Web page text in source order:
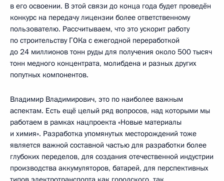
в его освоении. В этой связи до конца года будет проведён
конкурс на передачу лицензии более ответственному
пользователю. Рассчитываем, что это ускорит работу
по строительству ГОКа с ежегодной переработкой
до 24 миллионов тонн руды для получения около 500 тысяч
тонн медного концентрата, молибдена и разных других
попутных компонентов.
Владимир Владимирович, это по наиболее важным
аспектам. Есть ещё целый ряд вопросов, над которыми мы
работаем в рамках нацпроекта «Новые материалы
и химия». Разработка упомянутых месторождений тоже
является важной составной частью для разработки более
глубоких переделов, для создания отечественной индустрии
производства аккумуляторов, батарей, для перспективных